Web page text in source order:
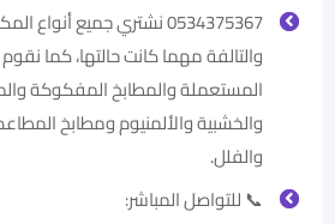
0534375367 نشتري جميع
والتالفة مهما كانت حالتها، كما
المستعملة والمطابخ المفكوكة
والخشبية والألمنيوم ومطابخ
والفلل.
📞 للتواصل المباشر: